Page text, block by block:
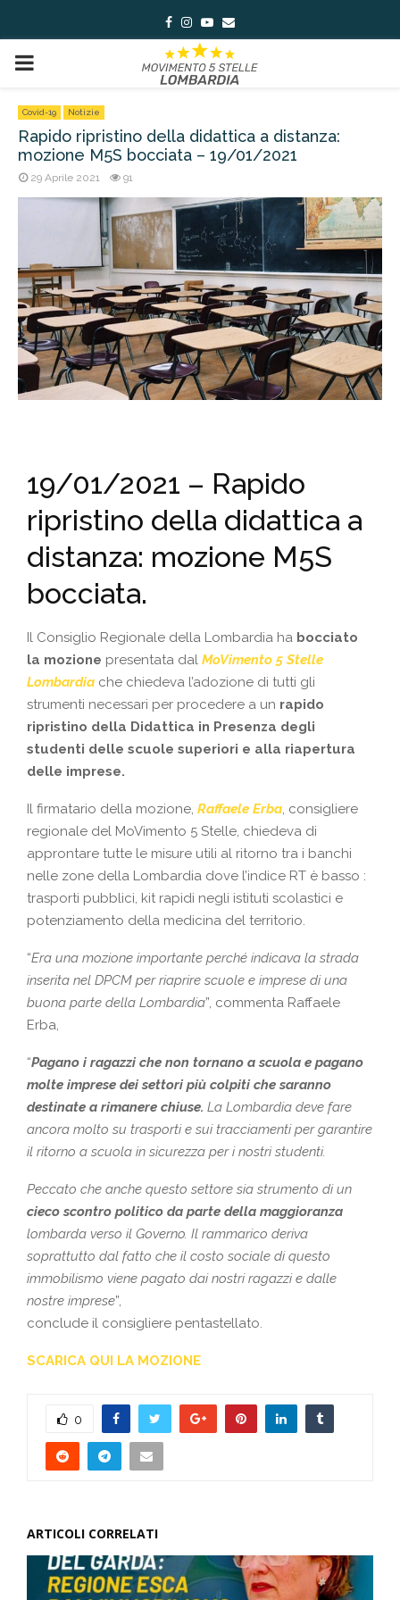
Facebook
Instagram
Youtube
Email
PRIMARY
MENU
Covid-19 Notizie
Rapido ripristino della didattica a distanza:
mozione M5S bocciata – 19/01/2021
29 Aprile 2021 91
19/01/2021 – Rapido
ripristino della didattica a
distanza: mozione M5S
bocciata.
Il Consiglio Regionale della Lombardia ha bocciato
la mozione presentata dal MoVimento 5 Stelle
Lombardia che chiedeva l’adozione di tutti gli
strumenti necessari per procedere a un rapido
ripristino della Didattica in Presenza degli
studenti delle scuole superiori e alla riapertura
delle imprese.
Il firmatario della mozione, Raffaele Erba, consigliere
regionale del MoVimento 5 Stelle, chiedeva di
approntare tutte le misure utili al ritorno tra i banchi
nelle zone della Lombardia dove l’indice RT è basso :
trasporti pubblici, kit rapidi negli istituti scolastici e
potenziamento della medicina del territorio.
“Era una mozione importante perché indicava la strada
inserita nel DPCM per riaprire scuole e imprese di una
buona parte della Lombardia”, commenta Raffaele
Erba,
“Pagano i ragazzi che non tornano a scuola e pagano
molte imprese dei settori più colpiti che saranno
destinate a rimanere chiuse. La Lombardia deve fare
ancora molto su trasporti e sui tracciamenti per garantire
il ritorno a scuola in sicurezza per i nostri studenti.
Peccato che anche questo settore sia strumento di un
cieco scontro politico da parte della maggioranza
lombarda verso il Governo. Il rammarico deriva
soprattutto dal fatto che il costo sociale di questo
immobilismo viene pagato dai nostri ragazzi e dalle
nostre imprese”,
conclude il consigliere pentastellato.
SCARICA QUI LA MOZIONE
0
ARTICOLI CORRELATI